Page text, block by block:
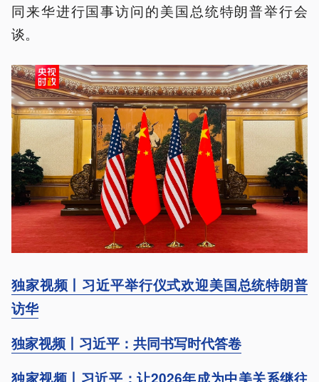
同来华进行国事访问的美国总统特朗普举行会
谈。
独家视频丨习近平举行仪式欢迎美国总统特朗普
访华
独家视频丨习近平：共同书写时代答卷
独家视频丨习近平：让2026年成为中美关系继往